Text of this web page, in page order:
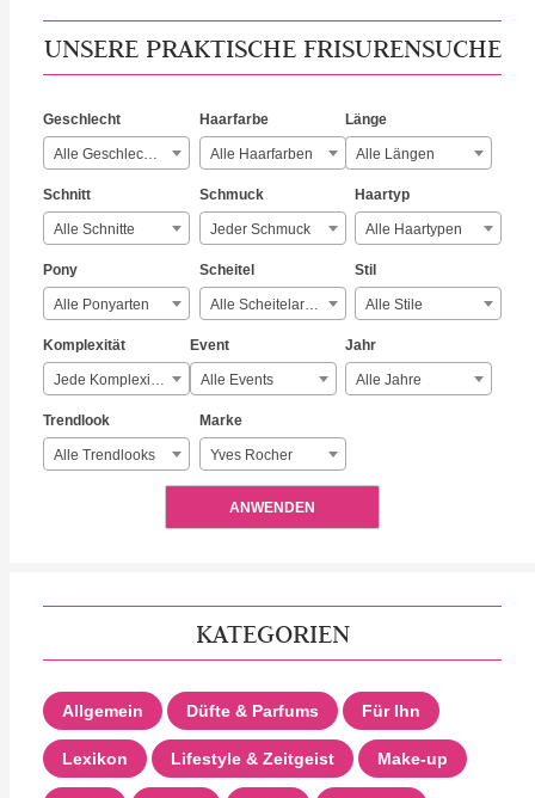
UNSERE PRAKTISCHE FRISURENSUCHE
Geschlecht
Alle Geschlechter
Haarfarbe
Alle Haarfarben
Länge
Alle Längen
Schnitt
Alle Schnitte
Schmuck
Jeder Schmuck
Haartyp
Alle Haartypen
Pony
Alle Ponyarten
Scheitel
Alle Scheitelarten
Stil
Alle Stile
Komplexität
Jede Komplexität
Event
Alle Events
Jahr
Alle Jahre
Trendlook
Alle Trendlooks
Marke
Yves Rocher
ANWENDEN
KATEGORIEN
Allgemein Düfte & Parfums Für Ihn
Lexikon Lifestyle & Zeitgeist Make-up